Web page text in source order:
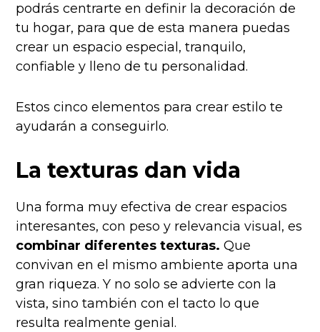
podrás centrarte en definir la decoración de
tu hogar, para que de esta manera puedas
crear un espacio especial, tranquilo,
confiable y lleno de tu personalidad.
Estos cinco elementos para crear estilo te
ayudarán a conseguirlo.
La texturas dan vida
Una forma muy efectiva de crear espacios
interesantes, con peso y relevancia visual, es
combinar diferentes texturas. Que
convivan en el mismo ambiente aporta una
gran riqueza. Y no solo se advierte con la
vista, sino también con el tacto lo que
resulta realmente genial.